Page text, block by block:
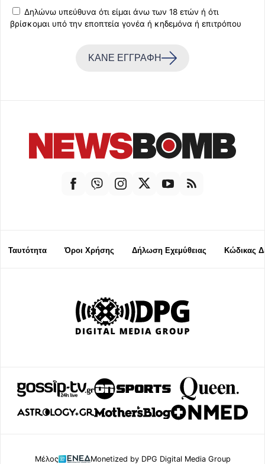
Δηλώνω υπεύθυνα ότι είμαι άνω των 18 ετών ή ότι
βρίσκομαι υπό την εποπτεία γονέα ή κηδεμόνα ή επιτρόπου
ΚΑΝΕ ΕΓΓΡΑΦΗ
Ταυτότητα Όροι Χρήσης Δήλωση Εχεμύθειας Κώδικας
Μέλος Monetized by DPG Digital Media Group